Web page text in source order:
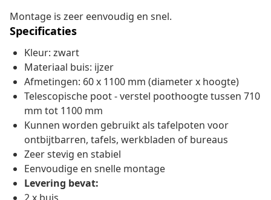
Montage is zeer eenvoudig en snel.
Specificaties
Kleur: zwart
Materiaal buis: ijzer
Afmetingen: 60 x 1100 mm (diameter x hoogte)
Telescopische poot - verstel poothoogte tussen 710
mm tot 1100 mm
Kunnen worden gebruikt als tafelpoten voor
ontbijtbarren, tafels, werkbladen of bureaus
Zeer stevig en stabiel
Eenvoudige en snelle montage
Levering bevat: